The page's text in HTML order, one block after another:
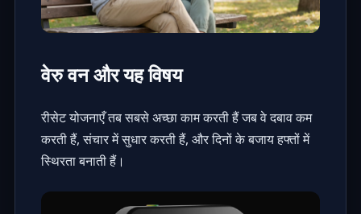
वेरु वन और यह विषय
रीसेट योजनाएँ तब सबसे अच्छा काम करती हैं जब वे दबाव कम
करती हैं, संचार में सुधार करती हैं, और दिनों के बजाय हफ्तों में
स्थिरता बनाती हैं।